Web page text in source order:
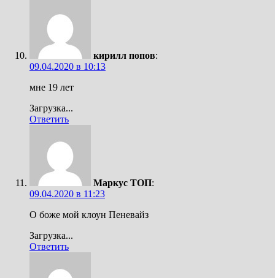
кирилл попов:
09.04.2020 в 10:13
мне 19 лет
Загрузка...
Ответить
Маркус ТОП:
09.04.2020 в 11:23
О боже мой клоун Пеневайз
Загрузка...
Ответить